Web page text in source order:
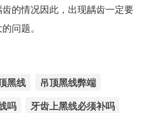
的情况因此，出现龋齿一定要
问题。
黑线
吊顶黑线弊端
吗
牙齿上黑线必须补吗